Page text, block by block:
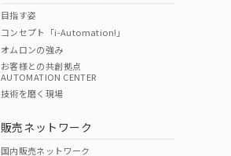
O
目指す姿
コンセプト「i-Automation!」
オムロンの強み
お客様との共創拠点
AUTOMATION CENTER
技術を磨く現場
販売ネットワーク
国内販売ネットワーク